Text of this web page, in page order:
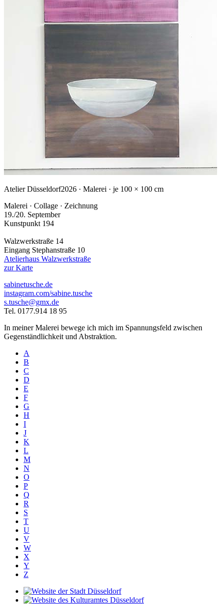
Atelier Düsseldorf2026 · Malerei · je 100 × 100 cm
Malerei · Collage · Zeichnung
19./20. September
Kunstpunkt 194
Walzwerkstraße 14
Eingang Stephanstraße 10
Atelierhaus Walzwerkstraße
zur Karte
sabinetusche.de
instagram.com/sabine.tusche
s.tusche@gmx.de
Tel. 0177.914 18 95
In meiner Malerei bewege ich mich im Spannungsfeld zwischen
Gegenständlichkeit und Abstraktion.
A
B
C
D
E
F
G
H
I
J
K
L
M
N
O
P
Q
R
S
T
U
V
W
X
Y
Z